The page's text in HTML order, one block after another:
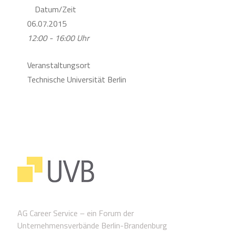
Datum/Zeit
06.07.2015
12:00 - 16:00 Uhr
Veranstaltungsort
Technische Universität Berlin
AG Career Service – ein Forum der
Unternehmensverbände Berlin-Brandenburg